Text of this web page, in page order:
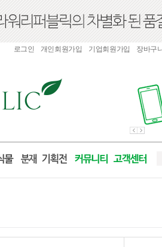
로그인 개인회원가입 기업회원가입 장바구니